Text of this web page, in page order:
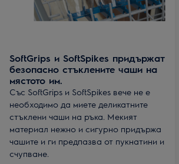
SoftGrips и SoftSpikes придържат
безопасно стъклените чаши на
мястото им.
Със SoftGrips и SoftSpikes вече не е
необходимо да миете деликатните
стъклени чаши на ръка. Мекият
материал нежно и сигурно придържа
чашите и ги предпазва от пукнатини и
счупване.